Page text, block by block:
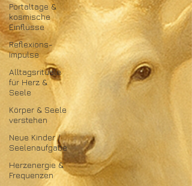
Portaltage &
kosmische
Einflüsse
Reflexions-
Impulse
Alltagsrituale
für Herz &
Seele
Körper & Seele
verstehen
Neue Kinder /
Seelenaufgabe
Herzenergie &
Frequenzen